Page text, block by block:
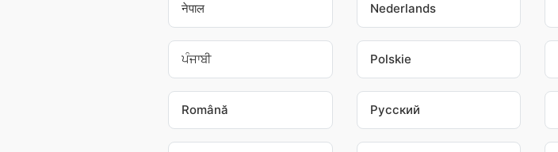
नेपाल Nederlands
ਪੰਜਾਬੀ Polskie
Română Pусский